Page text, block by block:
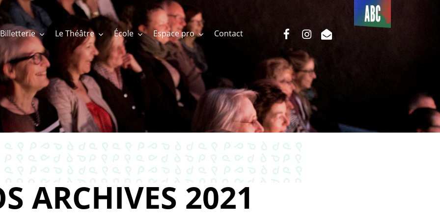
Billetterie Le Théâtre École Espace pro Contact
Du côté
de l’ABC
facebookinstagram
email
ARCHIVES 2021